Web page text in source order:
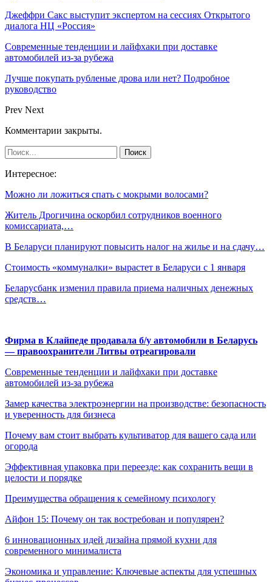
Джеффри Сакс выступит экспертом на сессиях Открытого
диалога НЦ «Россия»
Современные тенденции и лайфхаки при доставке
автомобилей из-за рубежа
Лучше покупать рубленые дрова или нет? Подробное
руководство
Prev Next
Комментарии закрыты.
Интересное:
Можно ли ложиться спать с мокрыми волосами?
Житель Дрогичина оскорбил сотрудников военного
комиссариата,…
В Беларуси планируют повысить налог на жилье и на сдачу…
Стоимость «коммуналки» вырастет в Беларуси с 1 января
Беларусбанк изменил правила приема наличных денежных
средств…
Фирма в Клайпеде продавала б/у автомобили в Беларусь
— правоохранители Литвы отреагировали
Современные тенденции и лайфхаки при доставке
автомобилей из-за рубежа
Замер качества электроэнергии на производстве: безопасность
и уверенность для бизнеса
Почему вам стоит выбрать культиватор для вашего сада или
огорода
Эффективная упаковка при переезде: как сохранить вещи в
целости и порядке
Преимущества обращения к семейному психологу
Айфон 15: Почему он так востребован и популярен?
6 инновационных идей дизайна прямой кухни для
современного минималиста
Экономика и управление: Ключевые аспекты для успешных